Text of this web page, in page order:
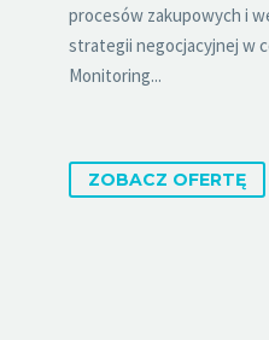
procesów zakupowych i
strategii negocjacyjnej w
Monitoring...
ZOBACZ OFERTĘ